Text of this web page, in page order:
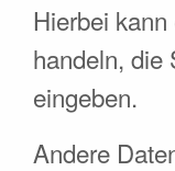
Hierbei
handeln, die
eingeben.
Andere